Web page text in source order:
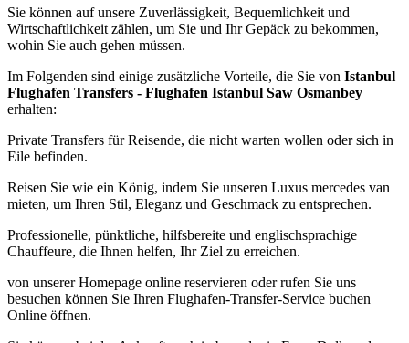
Sie können auf unsere Zuverlässigkeit, Bequemlichkeit und
Wirtschaftlichkeit zählen, um Sie und Ihr Gepäck zu bekommen,
wohin Sie auch gehen müssen.
Im Folgenden sind einige zusätzliche Vorteile, die Sie von Istanbul
Flughafen Transfers - Flughafen Istanbul Saw Osmanbey
erhalten:
Private Transfers für Reisende, die nicht warten wollen oder sich in
Eile befinden.
Reisen Sie wie ein König, indem Sie unseren Luxus mercedes van
mieten, um Ihren Stil, Eleganz und Geschmack zu entsprechen.
Professionelle, pünktliche, hilfsbereite und englischsprachige
Chauffeure, die Ihnen helfen, Ihr Ziel zu erreichen.
von unserer Homepage online reservieren oder rufen Sie uns
besuchen können Sie Ihren Flughafen-Transfer-Service buchen
Online öffnen.